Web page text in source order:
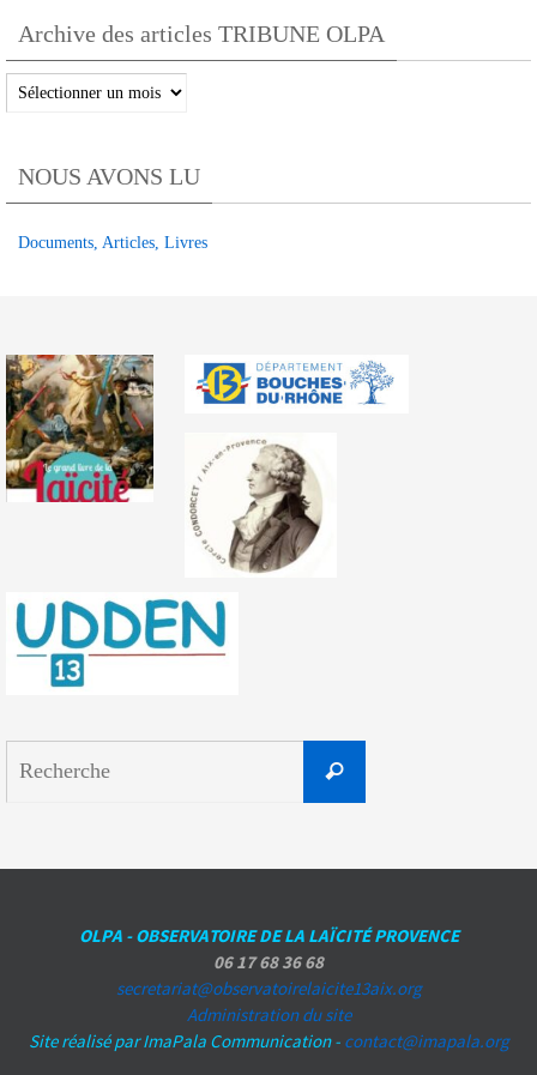
par
catégories
Archive des articles TRIBUNE OLPA
Archive
des
TRIBUNE
OLPA
NOUS AVONS LU
Documents, Articles, Livres
Recherche
OLPA - OBSERVATOIRE DE LA LAÏCITÉ PROVENCE
06 17 68 36 68
secretariat@observatoirelaicite13aix.org
Administration du site
Site réalisé par ImaPala Communication - contact@imapala.org